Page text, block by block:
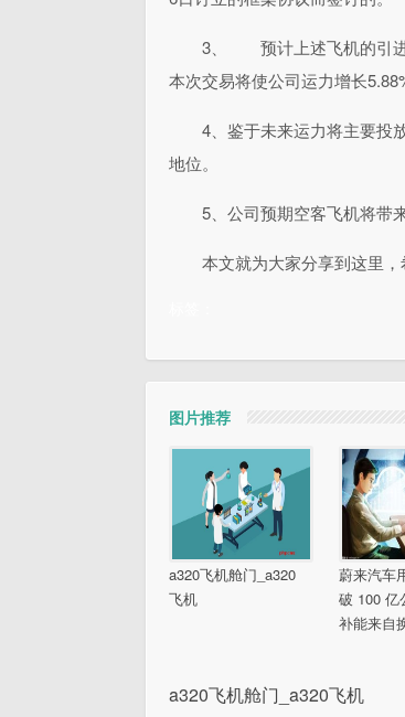
3、 预计上述飞机的引进
本次交易将使公司运力增长
4、鉴于未来运力将主要投
地位。
5、公司预期空客飞机将带
本文就为大家分享到这里，
图片推荐
a320飞机舱门_a320
飞机
蔚来汽车
破 100 亿
补能来自
a320飞机舱门_a320飞机